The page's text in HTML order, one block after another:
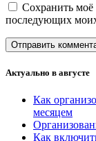
Сохранить моё
последующих
Актуально в августе
Как
месяцем
Как